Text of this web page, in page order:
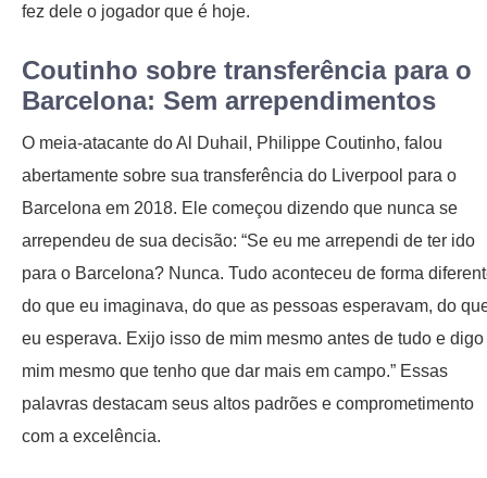
fez dele o jogador que é hoje.
Coutinho sobre transferência para o
Barcelona: Sem arrependimentos
O meia-atacante do Al Duhail, Philippe Coutinho, falou
abertamente sobre sua transferência do Liverpool para o
Barcelona em 2018. Ele começou dizendo que nunca se
arrependeu de sua decisão: “Se eu me arrependi de ter ido
para o Barcelona? Nunca. Tudo aconteceu de forma
do que eu imaginava, do que as pessoas esperavam, do
eu esperava. Exijo isso de mim mesmo antes de tudo e digo
mim mesmo que tenho que dar mais em campo.” Essas
palavras destacam seus altos padrões e comprometimento
com a excelência.